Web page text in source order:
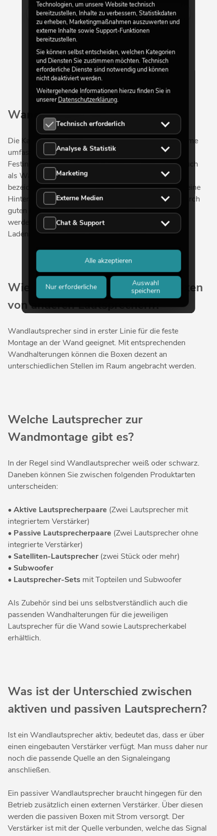
Mehr anzeigen
Wandlautsprecher
Die Kategorie Installation & Commercial Audio Systeme
umfasst leistungsfähige Beschallungslösungen zur
Festinstallation. Umgangssprachlich werden diese auch
als Wandlautsprecher beziehungsweise Wandboxen
bezeichnet. Sie kommen überall da zum Einsatz, wo eine
Hintergrundbeschallung realisiert werden soll, die durch
guten Klang und unaufdringliche Optik überzeugt. So
werden Bars, Restaurants und Pubs, aber auch
Ladengeschäfte häufig damit ausgestattet.
Wie unterscheiden sich Wandboxen
von anderen Lautsprechern?
Wandlautsprecher sind in erster Linie für die feste
Montage an der Wand geeignet. Mit entsprechenden
Wandhalterungen können die Boxen dezent an
unterschiedlichen Stellen im Raum angebracht werden.
Welche Lautsprecher zur
Wandmontage gibt es?
In der Regel sind Wandlautsprecher weiß oder schwarz.
Daneben können Sie zwischen folgenden Produktarten
unterscheiden:
• Aktive Lautsprecherpaare (Zwei Lautsprecher mit
integriertem Verstärker)
• Passive Lautsprecherpaare (Zwei Lautsprecher ohne
integrierte Verstärker)
• Satelliten-Lautsprecher (zwei Stück oder mehr)
• Subwoofer
• Lautsprecher-Sets mit Topteilen und Subwoofer
Als Zubehör sind bei uns selbstverständlich auch die
passenden Wandhalterungen für die jeweiligen
Lautsprecher für die Wand sowie Lautsprecherkabel
erhältlich.
Was ist der Unterschied zwischen
aktiven und passiven Lautsprechern?
Ist ein Wandlautsprecher aktiv, bedeutet das, dass er über
einen eingebauten Verstärker verfügt. Man muss daher nur
noch die passende Quelle an den Signaleingang
anschließen.
Ein passiver Wandlautsprecher braucht hingegen für den
Betrieb zusätzlich einen externen Verstärker. Über diesen
werden die passiven Boxen mit Strom versorgt. Der
Verstärker ist mit der Quelle verbunden, welche das Signal
Technologien, um unsere Website technisch
bereitzustellen, Inhalte zu verbessern, Statistikdaten
zu erheben, Marketingmaßnahmen auszuwerten und
externe Inhalte sowie Support-Funktionen
bereitzustellen.
Sie können selbst entscheiden, welchen Kategorien
und Diensten Sie zustimmen möchten. Technisch
erforderliche Dienste sind notwendig und können
nicht deaktiviert werden.
Weitergehende Informationen hierzu finden Sie in
unsererDatenschutzerklärung.
Technisch erforderlich
Analyse & Statistik
Marketing
Externe Medien
Chat & Support
Nur erforderliche
Auswahl
speichern
Alle akzeptieren